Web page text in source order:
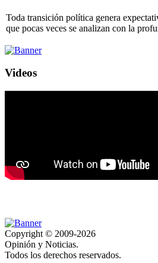
Toda transición política genera
que pocas veces se analizan con la
Videos
Copyright © 2009-2026
Opinión y Noticias.
Todos los derechos reservados.